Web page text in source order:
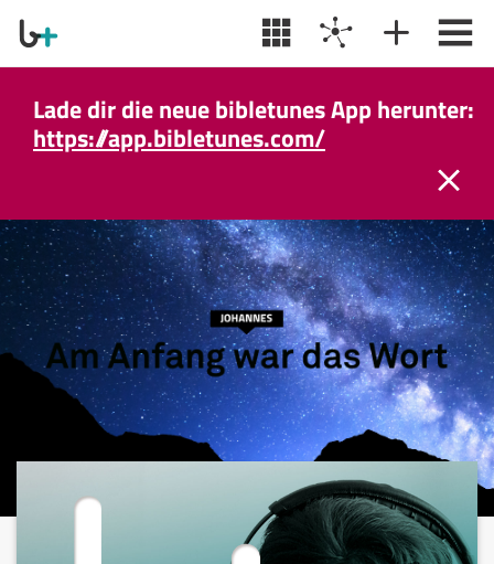
Lade dir die neue bibletunes App herunter:
https://app.bibletunes.com/